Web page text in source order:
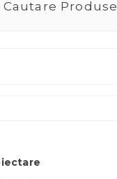
Cautare Produse